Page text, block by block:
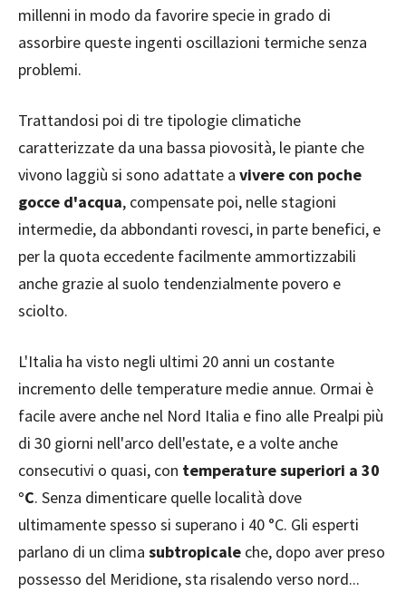
millenni in modo da favorire specie in grado di
assorbire queste ingenti oscillazioni termiche senza
problemi.
Trattandosi poi di tre tipologie climatiche
caratterizzate da una bassa piovosità, le piante che
vivono laggiù si sono adattate a vivere con poche
gocce d'acqua, compensate poi, nelle stagioni
intermedie, da abbondanti rovesci, in parte benefici, e
per la quota eccedente facilmente ammortizzabili
anche grazie al suolo tendenzialmente povero e
sciolto.
L'Italia ha visto negli ultimi 20 anni un costante
incremento delle temperature medie annue. Ormai è
facile avere anche nel Nord Italia e fino alle Prealpi più
di 30 giorni nell'arco dell'estate, e a volte anche
consecutivi o quasi, con temperature superiori a 30
°C. Senza dimenticare quelle località dove
ultimamente spesso si superano i 40 °C. Gli esperti
parlano di un clima subtropicale che, dopo aver preso
possesso del Meridione, sta risalendo verso nord...